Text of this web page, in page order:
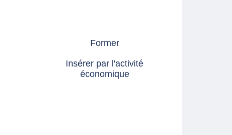
Former
Insérer par l'activité
économique